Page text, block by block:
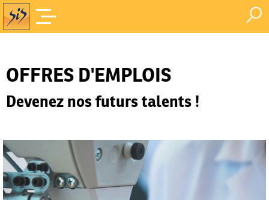
OFFRES D'EMPLOIS
Devenez nos futurs talents !